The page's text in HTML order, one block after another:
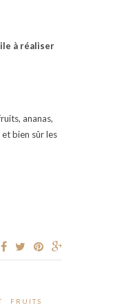
à réaliser
ananas,
bien sûr les
FRUITS